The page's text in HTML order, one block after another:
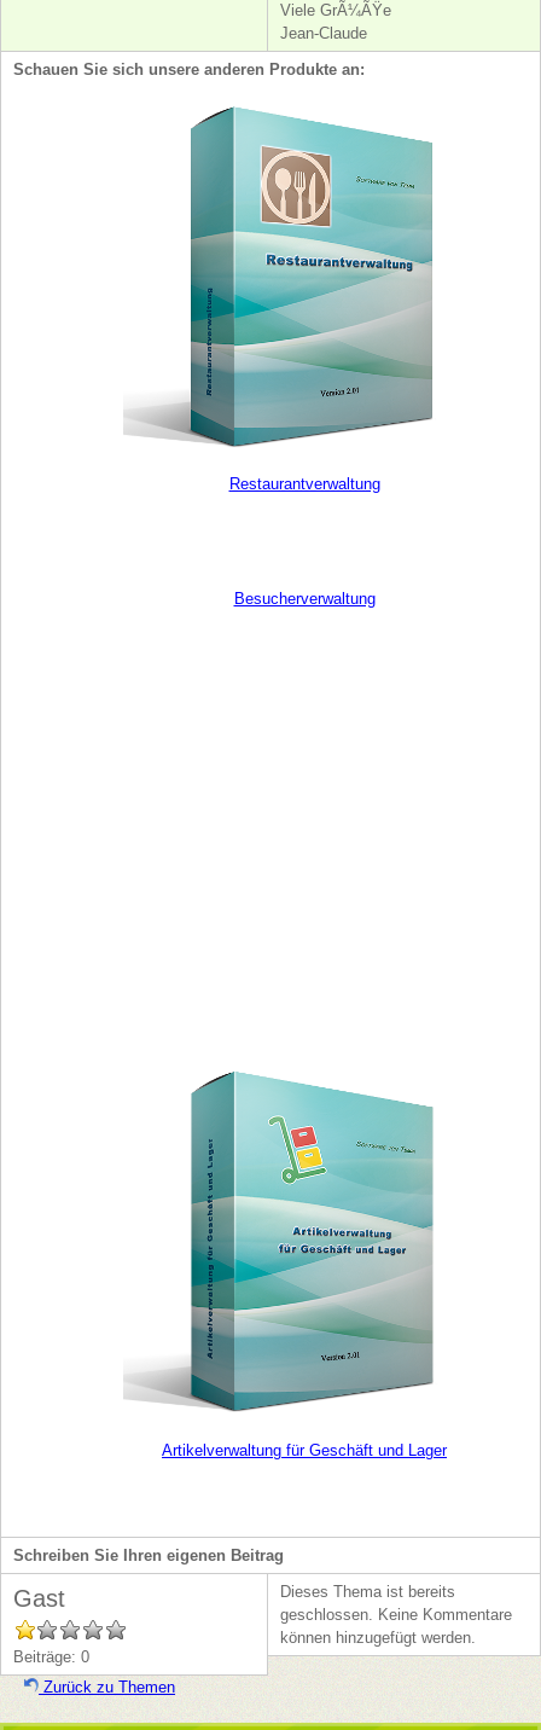
Viele GrÃ¼ÃŸe
Jean-Claude
Schauen Sie sich unsere anderen Produkte an:
Restaurantverwaltung
Artikelverwaltung für Geschäft und Lager
Schreiben Sie Ihren eigenen Beitrag
Gast
Beiträge: 0
Dieses Thema ist bereits
geschlossen. Keine Kommentare
können hinzugefügt werden.
Zurück zu Themen